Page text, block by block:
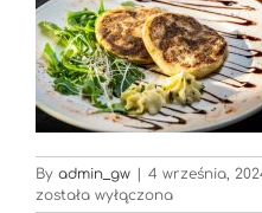
By admin_gw | 4 września,
została wyłączona